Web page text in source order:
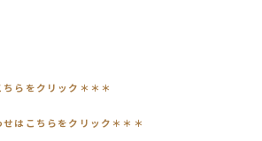
らをクリック＊＊＊
はこちらをクリック＊＊＊